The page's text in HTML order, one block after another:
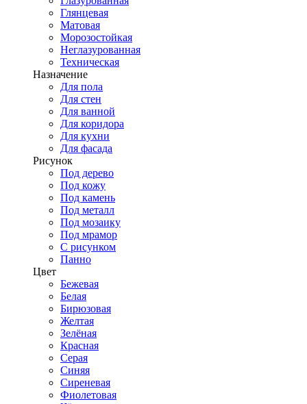
Глянцевая
Матовая
Морозостойкая
Неглазурованная
Техническая
Назначение
Для пола
Для стен
Для ванной
Для коридора
Для кухни
Для фасада
Рисунок
Под дерево
Под кожу
Под камень
Под металл
Под мозаику
Под мрамор
С рисунком
Панно
Цвет
Бежевая
Белая
Бирюзовая
Желтая
Зелёная
Красная
Серая
Синяя
Сиреневая
Фиолетовая